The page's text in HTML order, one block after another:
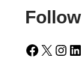
Facebook X Instagram LinkedIn